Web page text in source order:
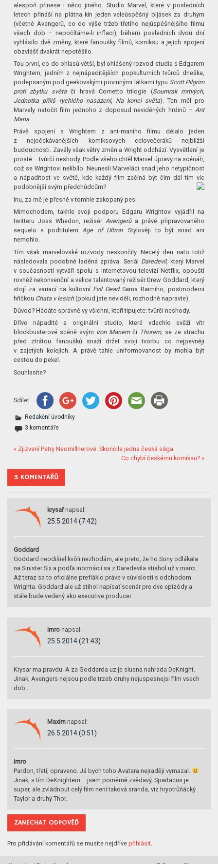
alespoň přinese i něco jiného. Studio Marvel, které v posledních
letech přináší na plátna kin jeden veleúspěšný bijásek za druhým
(včetně Avengerů, co do výše tržeb třetího nejúspěšnějšího filmu
všech dob – nepočítáme-li inflaci), během posledních dvou dní
vyhlásilo dvě změny, které fanoušky filmů, komiksu a jejich spojení
obzvlášť dvakrát nepotěšilo.
Tou první, co do ohlasů větší, byl ohlášený rozvod studia s Edgarem
Wrightem, jedním z nejnápaditějších popkulturních tvůrců dneška,
podepsaným pod geekovskými povinnými látkami typu Scott Pilgrim
proti zbytku světači hravá Cornetto trilogie (Soumrak mrtvých,
Jednotka příliš rychlého nasazení, Na konci světa). Ten měl pro
Marvely natočit film jednoho z doposud neviděných hrdinů – Ant
Mana.
Právě spojení s Wrightem z ant-maního filmu dělalo jeden
z nejočekávanějších komiksových celovečeráků nejbližší
budoucnosti. Zavály však větry změn a Wright odchází. Vysvětlení je
prosté – tvůrčí neshody. Podle všeho chtěl Marvel úpravy na scénáři,
což se Wrightovi nelíbilo. Neunesli Marveláci snad jeho netypičnost
a nápaditost ve světě, kde každý film začíná být čím dál tím víc
podobnější svým předchůdcům?
Inu, za mě je přesně v tomhle zakopaný pes.
Mimochodem, takhle svoji podporu Edgaru Wrightovi vyjádřil na
twitteru Joss Whedon, režisér Avengerůa právě připravovaného
sequelu s podtitulemAge of Ultron. Stylověji to být snad ani
nemohlo.
Tím však marvelovské rozvody neskončily. Necelý den nato totiž
následovala podobně laděná zpráva. Seriál Daredevil, který Marvel
v současnosti vytváří spolu s internetovou televizí Netflix, opouští
rovněž nekonvenční a velice talentovaný režisér Drew Goddard, který
stojí za variací na kultovní Evil DeadSama Raimiho, postmoderní
hříčkou Chata v lesích(pokud jste neviděli, rozhodně napravte).
Důvod? Hádáte správně vy všichni, kteří tipujete: tvůrčí neshody.
Dříve nápadité a originální studio, které vdechlo svěží vítr
blockbusterové scéně svým Iron Manemči Thorem, se ze strachu
před ztrátou fanoušků snaží držet svoji tvorbu co nejpevněji
v zajetých kolejích. A právě tahle uniformovanost by mohla být
cestou do pekel.
Souhlasíte?
Sdílet...
Redakční úvodníky
3 komentáře
« Zjizvení Petry Neomillnerové: Skončila jedna česká sága
Co chybí českému komiksu? »
3 KOMENTÁŘŮ
krysař napsal:
25.5.2014 (7:42)
Goddard
Goddard neodišiel kvôli nezhodám, ale preto, že ho Sony odlákala
na Sinister Six a podľa inormácií sa z Daredevila stiahol už v marci.
Až teraz sa to oficiálne prefláklo práve v súvislosti s odchodom
Wrighta. Goddard ale už stihol napísať scenár pre dve epizódy a
stále bude vedený ako executive producer.
imro napsal:
25.5.2014 (21:43)
Krysar ma pravdu. A za Goddarda uz je slusna nahrada DeKnight.
Jinak, Avengers nejsou podle trzeb druhy nejuspesnejsi film vsech
dob…
Maxim napsal:
26.5.2014 (0:51)
imro
Pardon, třetí, opraveno. Já bych toho Avatara nejraději vymazal.
Jinak, s tím DeKnightem – jsem poměrně zvědavý, Spartacus je
super, ale zvládnout celý film není taková sranda, viz hryotrůňácký
Taylor a druhý Thor.
ZANECHAT ODPOVĚĎ
Pro přidávání komentářů se musíte nejdřívepřihlásit.